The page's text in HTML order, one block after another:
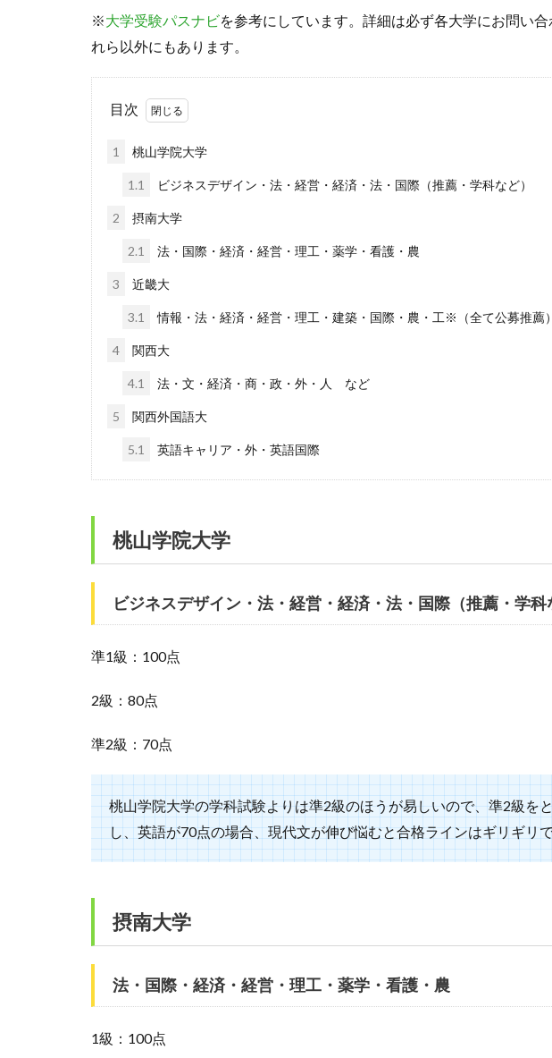
※大学受験パスナビを参考にしています。詳細は必ず各大学にお問い
れら以外にもあります。
目次
1 桃山学院大学
1.1 ビジネスデザイン・法・経営・経済・法・国際（推薦・学科など）
2 摂南大学
2.1 法・国際・経済・経営・理工・薬学・看護・農
3 近畿大
3.1 情報・法・経済・経営・理工・建築・国際・農・工※（全て公募推薦）
4 関西大
4.1 法・文・経済・商・政・外・人 など
5 関西外国語大
5.1 英語キャリア・外・英語国際
桃山学院大学
ビジネスデザイン・法・経営・経済・法・国際（推薦・学科
準1級：100点
2級：80点
準2級：70点
桃山学院大学の学科試験よりは準2級のほうが易しいので、準2級を
し、英語が70点の場合、現代文が伸び悩むと合格ラインはギリギリ
摂南大学
法・国際・経済・経営・理工・薬学・看護・農
1級：100点